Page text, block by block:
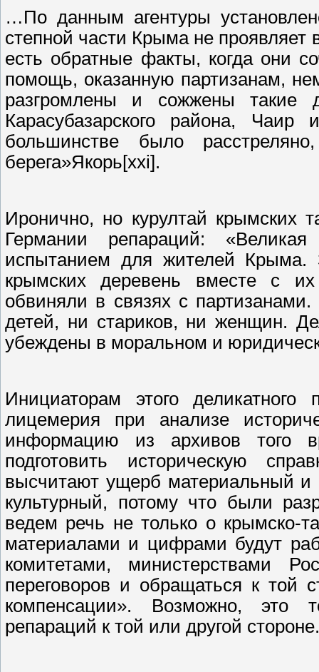
…По данным агентуры
степной части Крыма не проявляет
есть обратные факты, когда они
помощь, оказанную партизанам,
разгромлены и сожжены такие
Карасубазарского района,
большинстве было
берега»Якорь[xxi].
Иронично, но курултай крымских
Германии репараций:
испытанием для жителей Крыма.
крымских деревень вместе с
обвиняли в связях с
детей, ни стариков, ни женщин.
убеждены в моральном и
Инициаторам этого
лицемерия при анализе
информацию из архивов того
подготовить историческую
высчитают ущерб материальный
культурный, потому что были
ведем речь не только о крымско-
материалами и цифрами будут
комитетами, министерствами
переговоров и обращаться к той
компенсации». Возможно, это
репараций к той или другой стороне.